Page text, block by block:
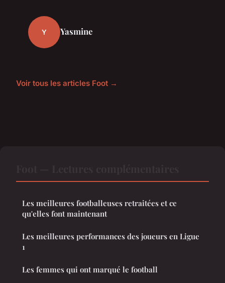
Y Yasmine
Voir tous les articles Foot →
Les meilleures footballeuses retraitées et ce
qu'elles font maintenant
Les meilleures performances des joueurs en Ligue
1
Les femmes qui ont marqué le football